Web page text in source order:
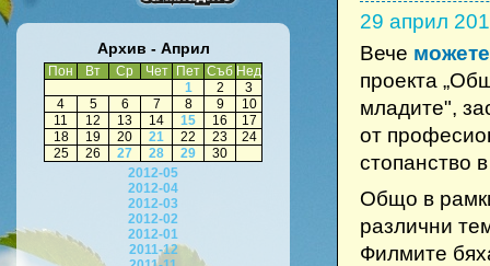
Архив - Април
Пон Вт Ср Чет Пет Съб Нед
1
2
3
4
5 6 7 8 9
10
11
12 13 14 15 16
17
18
19 20 21 22 23
24
25
26 27 28 29
30
2012-05
2012-04
2012-03
2012-02
2012-01
2011-12
29 април
Вече
проекта
младите",
от
стопанство
Общо в
различни
Филмите